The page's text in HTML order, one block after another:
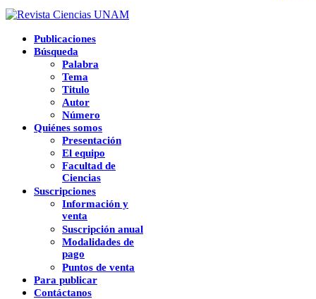
Publicaciones
Búsqueda
Palabra
Tema
Titulo
Autor
Número
Quiénes somos
Presentación
El equipo
Facultad de
Ciencias
Suscripciones
Información y
venta
Suscripción anual
Modalidades de
pago
Puntos de venta
Para publicar
Contáctanos